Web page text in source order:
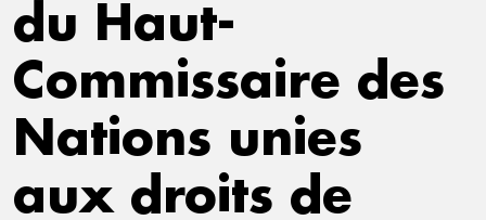
du Haut-
Commissaire des
Nations unies
aux droits de